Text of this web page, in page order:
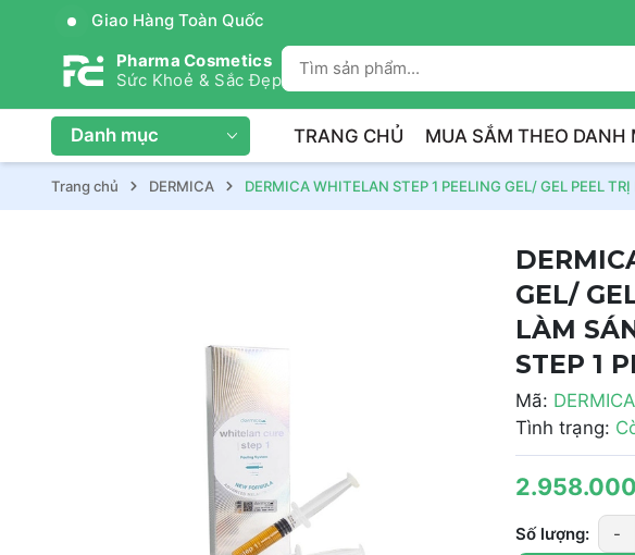
Giao Hàng Toàn Quốc
Pharma Cosmetics
Sức Khoẻ & Sắc Đẹp
Danh mục TRANG CHỦ MUA SẮM THEO DANH
Trang chủ DERMICA DERMICA WHITELAN STEP 1 PEELING GEL/ GEL PEEL
GEL/
LÀM
STEP 1
Mã:
Tình trạng:
Số lượng: -